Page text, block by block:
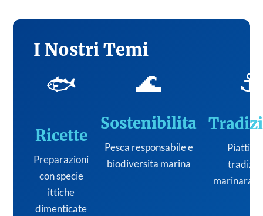
I Nostri Temi
🐟
Ricette
Preparazioni
con specie
ittiche
dimenticate
🌊
Sostenibilita
Pesca responsabile e
biodiversita marina
⚓
Piatti
marinara